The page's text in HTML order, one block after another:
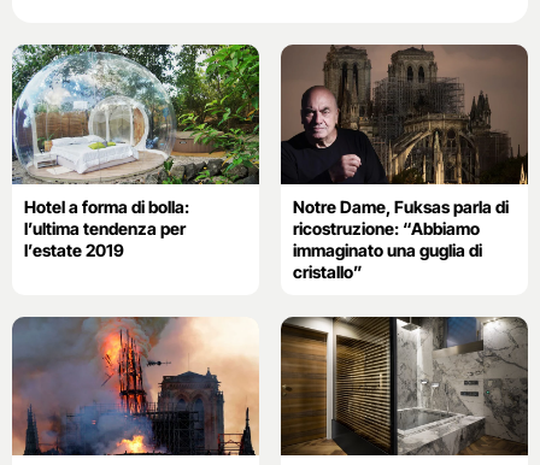
Hotel a forma di bolla:
l’ultima tendenza per
l’estate 2019
Notre Dame, Fuksas parla di
ricostruzione: “Abbiamo
immaginato una guglia di
cristallo”